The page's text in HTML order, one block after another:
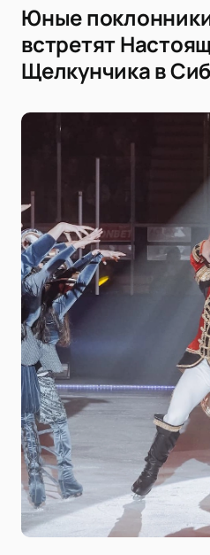
Юные
встретят
Щелкунчика в